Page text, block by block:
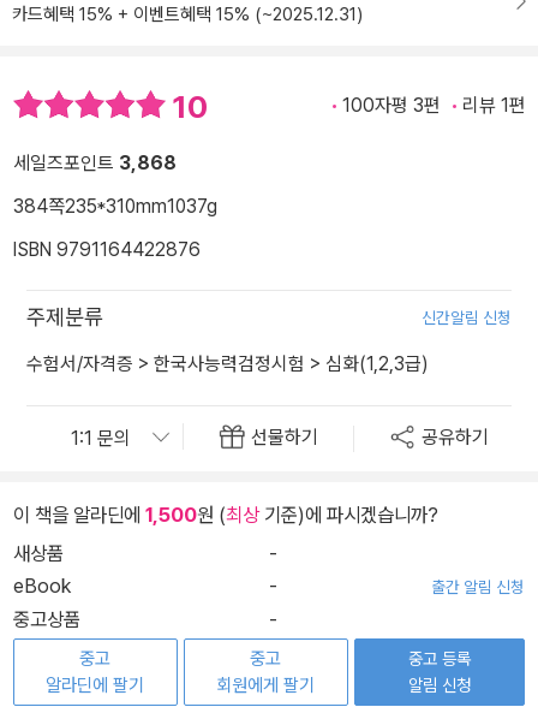
카드혜택 15% + 이벤트혜택 15% (~2025.12.31)
10 100자평 3편 리뷰 1편
세일즈포인트 3,868
384쪽235*310mm1037g
ISBN 9791164422876
주제분류 신간알림 신청
수험서/자격증 > 한국사능력검정시험 > 심화(1,2,3급)
선물하기 공유하기
이 책을 알라딘에 1,500원 (최상기준)에 파시겠습니까?
새상품
-
eBook
- 출간 알림 신청
중고상품 -
중고
알라딘에 팔기
중고
회원에게 팔기
중고 등록
알림 신청